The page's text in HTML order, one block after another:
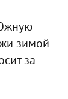
зимой
за